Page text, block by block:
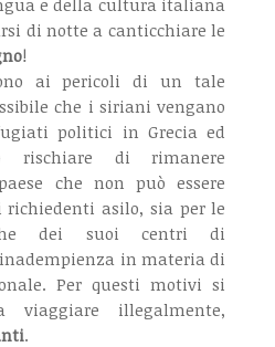
di notte a canticchiare le
!
ai pericoli di un tale
che i siriani vengano
politici in Grecia ed
rischiare di rimanere
che non può essere
richiedenti asilo, sia per le
dei suoi centri di
in materia di
Per questi motivi si
viaggiare illegalmente,
.